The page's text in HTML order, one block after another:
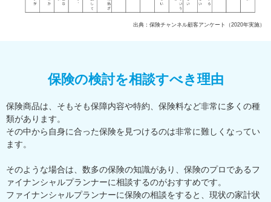
出典：保険チャンネル顧客アンケート（2020年実施）
保険の検討を相談すべき理由
保険商品は、そもそも保障内容や特約、保険料など非常に多くの種
類があります。
その中から自身に合った保険を見つけるのは非常に難しくなってい
ます。
そのような場合は、数多の保険の知識があり、保険のプロであるフ
ァイナンシャルプランナーに相談するのがおすすめです。
ファイナンシャルプランナーに保険の相談をすると、現状の家計状